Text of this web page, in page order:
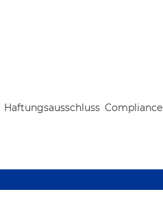
Haftungsausschluss Compliance